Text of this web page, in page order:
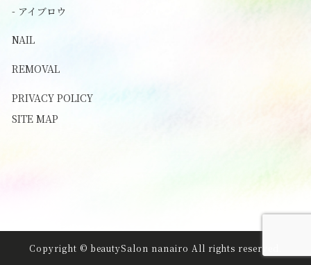
- アイブロウ
NAIL
REMOVAL
PRIVACY POLICY
SITE MAP
Copyright © beautySalon nanairo All rights reserved.